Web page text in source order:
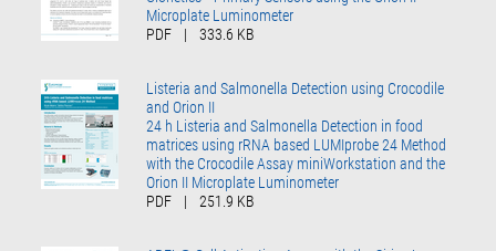
Microplate Luminometer
PDF
| 333.6 KB
Listeria and Salmonella Detection using Crocodile
and Orion II
24 h Listeria and Salmonella Detection in food
matrices using rRNA based LUMIprobe 24 Method
with the Crocodile Assay miniWorkstation and the
Orion II Microplate Luminometer
PDF
| 251.9 KB